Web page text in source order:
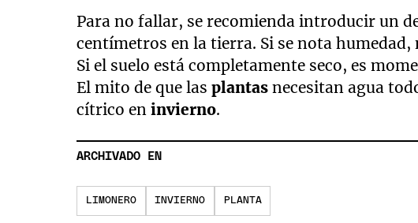
Para no fallar, se recomienda introducir un
centímetros en la tierra. Si se nota humedad,
Si el suelo está completamente seco, es
El mito de que lasplantasnecesitan agua
cítrico eninvierno.
ARCHIVADO EN
LIMONERO INVIERNO PLANTA